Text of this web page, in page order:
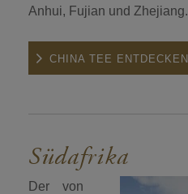
Anhui, Fujian und Zhejiang.
CHINA TEE ENTDECKEN
Südafrika
Der von